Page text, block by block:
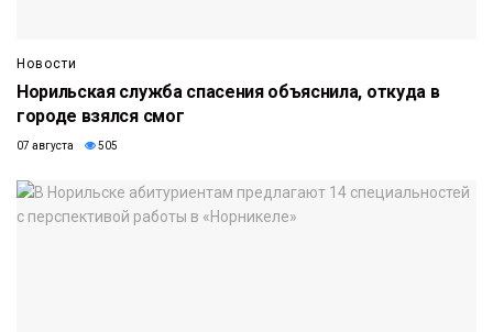
Новости
Норильская служба спасения объяснила, откуда в
городе взялся смог
07 августа 505